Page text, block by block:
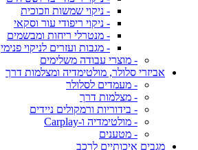
- ניקוי שמשות וזכוכית
- ניקוי ריפודי עור וסקאי
- מנטרלי ריחות ומבשמים
- מגבות ועזרים לניקוי פנימי
- מוצרי עבודה משלימים
אביזרי סלולר, מולטימדיה ומצלמות דרך
- מעמדים לסלולר
- מצלמות דרך
- בידוריות ורמקולים ניידים
- מולטימדיה ו-Carplay
- מטענים
מגבים איכותיים לרכב